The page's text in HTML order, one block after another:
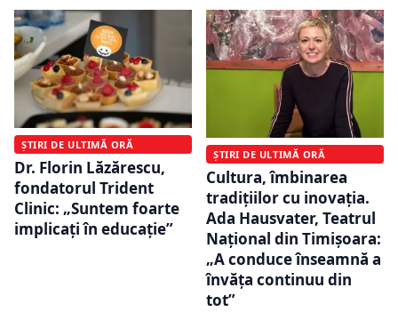
ȘTIRI DE ULTIMĂ ORĂ
Dr. Florin Lăzărescu,
fondatorul Trident
Clinic: „Suntem foarte
implicați în educație”
ȘTIRI DE ULTIMĂ ORĂ
Cultura, îmbinarea
tradițiilor cu inovația.
Ada Hausvater, Teatrul
Național din Timișoara:
„A conduce înseamnă a
învăța continuu din
tot”